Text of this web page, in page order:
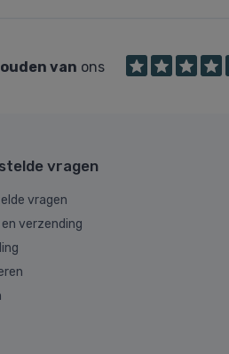
van ons
vragen
vragen
verzending